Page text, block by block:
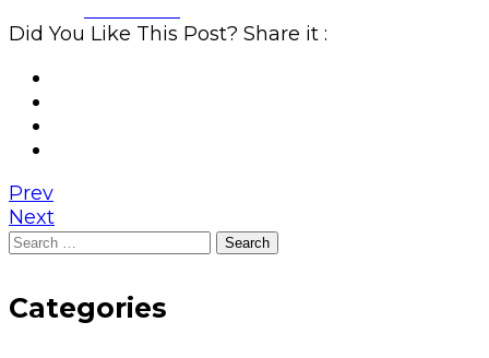
Did You Like This Post? Share it :
Prev
Next
Search
Categories